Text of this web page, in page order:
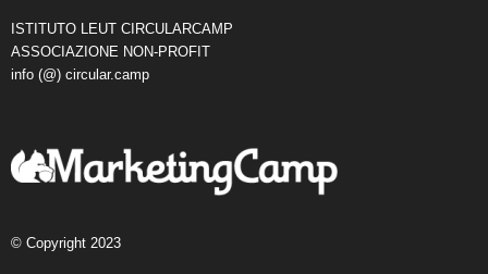
ISTITUTO LEUT CIRCULARCAMP
ASSOCIAZIONE NON-PROFIT
info (@) circular.camp
© Copyright 2023